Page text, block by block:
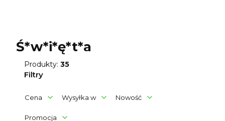
Ś*w*i*ę*t*a
Produkty: 35
Filtry
Cena Wysyłka w Nowość
Promocja